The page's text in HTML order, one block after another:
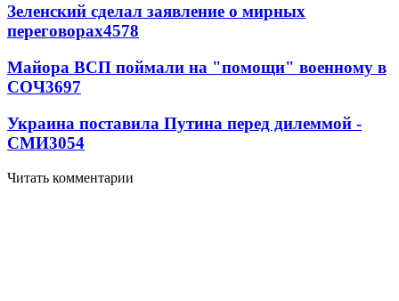
Зеленский сделал заявление о мирных
переговорах4578
Майора ВСП поймали на "помощи" военному в
СОЧ3697
Украина поставила Путина перед дилеммой -
СМИ3054
Читать комментарии